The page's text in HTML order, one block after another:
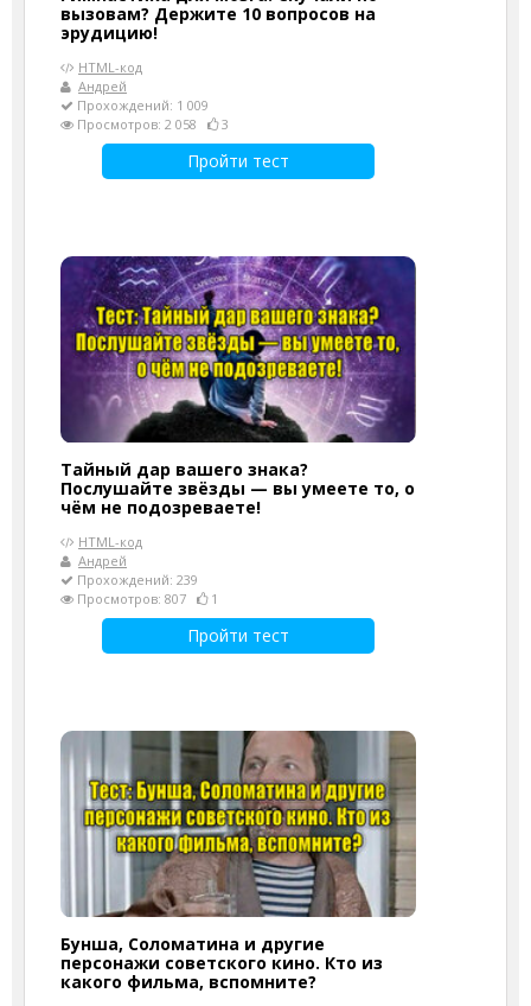
вызовам? Держите 10 вопросов на
эрудицию!
HTML-код
Андрей
Прохождений: 1 009
Просмотров: 2 058
3
Пройти тест
Тайный дар вашего знака?
Послушайте звёзды — вы умеете то, о
чём не подозреваете!
HTML-код
Андрей
Прохождений: 239
Просмотров: 807
1
Пройти тест
Бунша, Соломатина и другие
персонажи советского кино. Кто из
какого фильма, вспомните?